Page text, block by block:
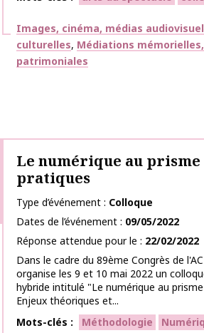
Thématiques
Images, cinéma, médias
culturelles Médiations
patrimoniales
Le numérique au prisme
pratiques
Type d’événement
Colloque
Dates de l’événement
09/05/2022
Réponse attendue pour le
22/02/2022
Dans le cadre du 89ème Congrès de
organise les 9 et 10 mai 2022 un
hybride intitulé "Le numérique au
Enjeux théoriques et...
Mots-clés
Méthodologie